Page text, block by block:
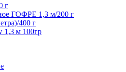
г
ГОФРЕ 1,3 м/200 г
400 г
1,3 м 100гр